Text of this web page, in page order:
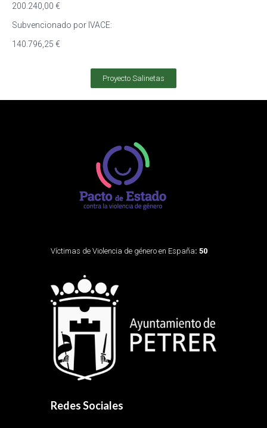
200.240,00 €
Subvencionado por IVACE:
140.796,25 €
Proyecto Salinetas
Víctimas de Violencia de género en España: 50
Redes Sociales